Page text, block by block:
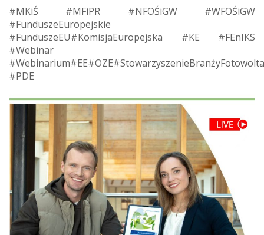
#MKiŚ #MFiPR #NFOŚiGW #WFOŚiGW
#FunduszeEuropejskie
#FunduszeEU#KomisjaEuropejska #KE #FEnIKS
#Webinar
#PDE